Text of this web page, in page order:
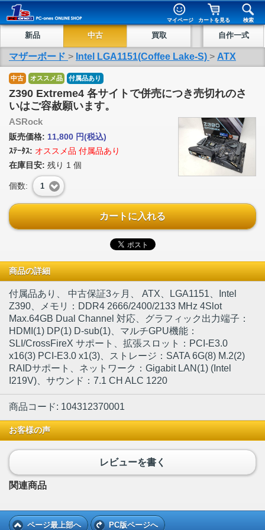
マイページ カートを見る 検索
新品 中古 買取 自作一式
マザーボード > Intel LGA1151(Coffee Lake-S) > ATX
中古 オススメ品 付属品あり
Z390 Extreme4 各サイトで併売につき売切れのさ
いはご容赦願います。
ASRock
販売価格: 11,800 円(税込)
ｽﾃｰﾀｽ: オススメ品 付属品あり
在庫目安: 残り 1 個
個数: 1
カートに入れる
商品の詳細
付属品あり
、 中古保証3ヶ月、 ATX、LGA1151、Intel
Z390、メモリ：DDR4 2666/2400/2133 MHz 4Slot
Max.64GB Dual Channel 対応、グラフィック出力端子：
HDMI(1) DP(1) D-sub(1)、マルチGPU機能：
SLI/CrossFireX サポート、拡張スロット：PCI-E3.0
x16(3) PCI-E3.0 x1(3)、ストレージ：SATA 6G(8) M.2(2)
RAIDサポート、ネットワーク：Gigabit LAN(1) (Intel
I219V)、サウンド：7.1 CH ALC 1220
商品コード: 104312370001
お客様の声
レビューを書く
関連商品
ページ最上部へ PC版ページへ